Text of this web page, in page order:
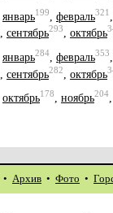
январь199 февраль321
, сентябрь293, октябрь
январь284 февраль353
сентябрь282 октябрь
октябрь178, ноябрь204
• Архив • Фото •